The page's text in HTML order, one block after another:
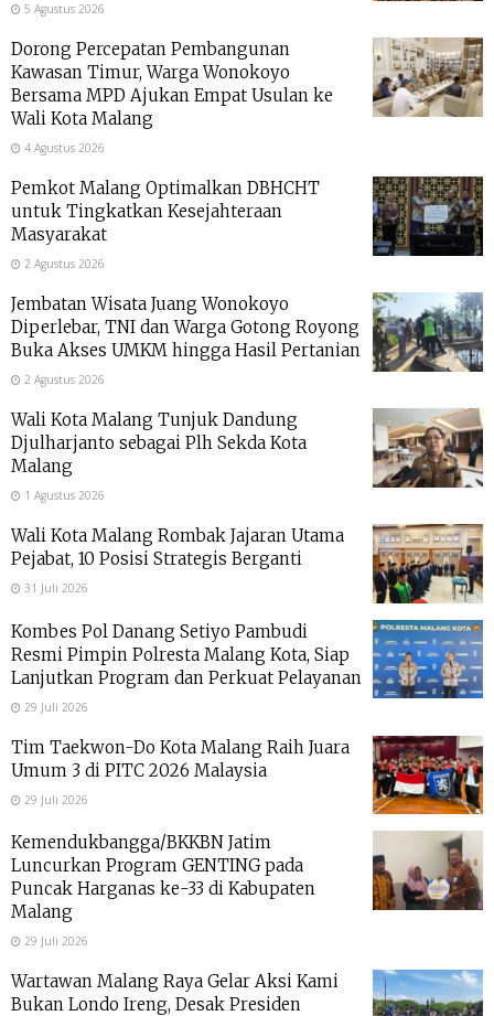
5 Agustus 2026
Dorong Percepatan Pembangunan
Kawasan Timur, Warga Wonokoyo
Bersama MPD Ajukan Empat Usulan ke
Wali Kota Malang
4 Agustus 2026
Pemkot Malang Optimalkan DBHCHT
untuk Tingkatkan Kesejahteraan
Masyarakat
2 Agustus 2026
Jembatan Wisata Juang Wonokoyo
Diperlebar, TNI dan Warga Gotong Royong
Buka Akses UMKM hingga Hasil Pertanian
2 Agustus 2026
Wali Kota Malang Tunjuk Dandung
Djulharjanto sebagai Plh Sekda Kota
Malang
1 Agustus 2026
Wali Kota Malang Rombak Jajaran Utama
Pejabat, 10 Posisi Strategis Berganti
31 Juli 2026
Kombes Pol Danang Setiyo Pambudi
Resmi Pimpin Polresta Malang Kota, Siap
Lanjutkan Program dan Perkuat Pelayanan
29 Juli 2026
Tim Taekwon-Do Kota Malang Raih Juara
Umum 3 di PITC 2026 Malaysia
29 Juli 2026
Kemendukbangga/BKKBN Jatim
Luncurkan Program GENTING pada
Puncak Harganas ke-33 di Kabupaten
Malang
29 Juli 2026
Wartawan Malang Raya Gelar Aksi Kami
Bukan Londo Ireng, Desak Presiden